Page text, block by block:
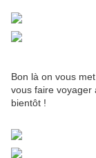
Bon là on vous
vous faire voyager
bientôt !